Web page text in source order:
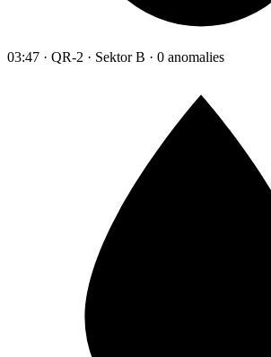
03:47 · QR-2 · Sektor B · 0 anomalies